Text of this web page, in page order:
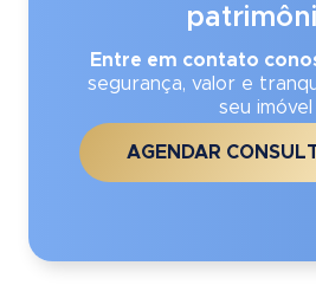
Entre em contato
segurança, valor e
seu imóvel
AGENDAR